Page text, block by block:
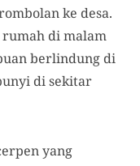
ke desa.
rumah di malam
berlindung di
di sekitar
yang